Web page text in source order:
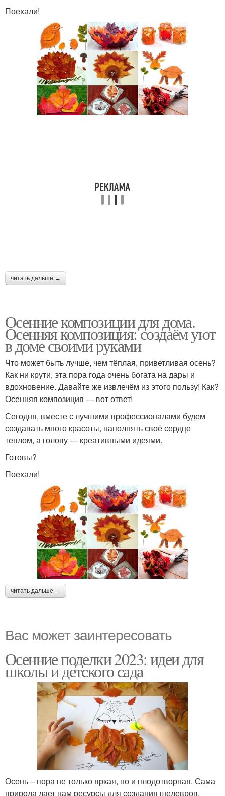
Поехали!
читать дальше →
Осенние композиции для дома.
Осенняя композиция: создаём уют
в доме своими руками
Что может быть лучше, чем тёплая, приветливая осень?
Как ни крути, эта пора года очень богата на дары и
вдохновение. Давайте же извлечём из этого пользу! Как?
Осенняя композиция — вот ответ!
Сегодня, вместе с лучшими профессионалами будем
создавать много красоты, наполнять своё сердце
теплом, а голову — креативными идеями.
Готовы?
Поехали!
читать дальше →
Вас может заинтересовать
Осенние поделки 2023: идеи для
школы и детского сада
Осень – пора не только яркая, но и плодотворная. Сама
природа дает нам ресурсы для создания шедевров.